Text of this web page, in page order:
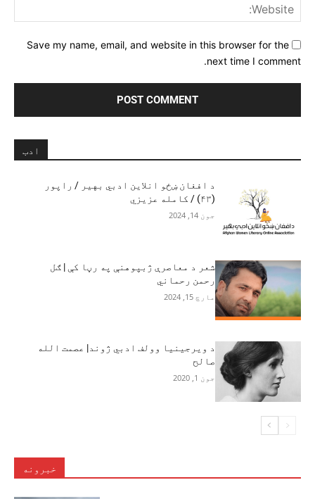
Save my name, email, and website in this browser for the
next time I comment.
ادب
د افغان ښځو انلاین ادبي بهیر / راپور
(۴۳) / کامله عزیزي
جون 14, 2024
شعر د معاصرې ژبپوهنې په رڼا کې | ګل
رحمن رحماني
مارچ 15, 2024
د ویرجینیا وولف ادبي ژوند| عصمت الله
صالح
جون 1, 2020
خبرونه